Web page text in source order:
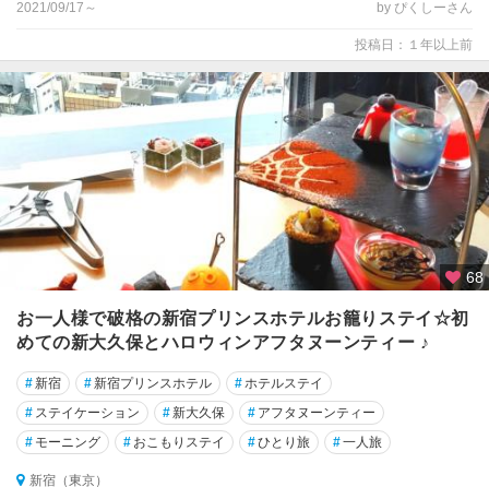
2021/09/17～
by ぴくしーさん
投稿日：１年以上前
68
お一人様で破格の新宿プリンスホテルお籠りステイ☆初
めての新大久保とハロウィンアフタヌーンティー ♪
#新宿 #新宿プリンスホテル # ホテルステイ
# ステイケーション #新大久保 # アフタヌーンティー
# モーニング # おこもりステイ #ひとり旅 #一人旅
新宿（東京）